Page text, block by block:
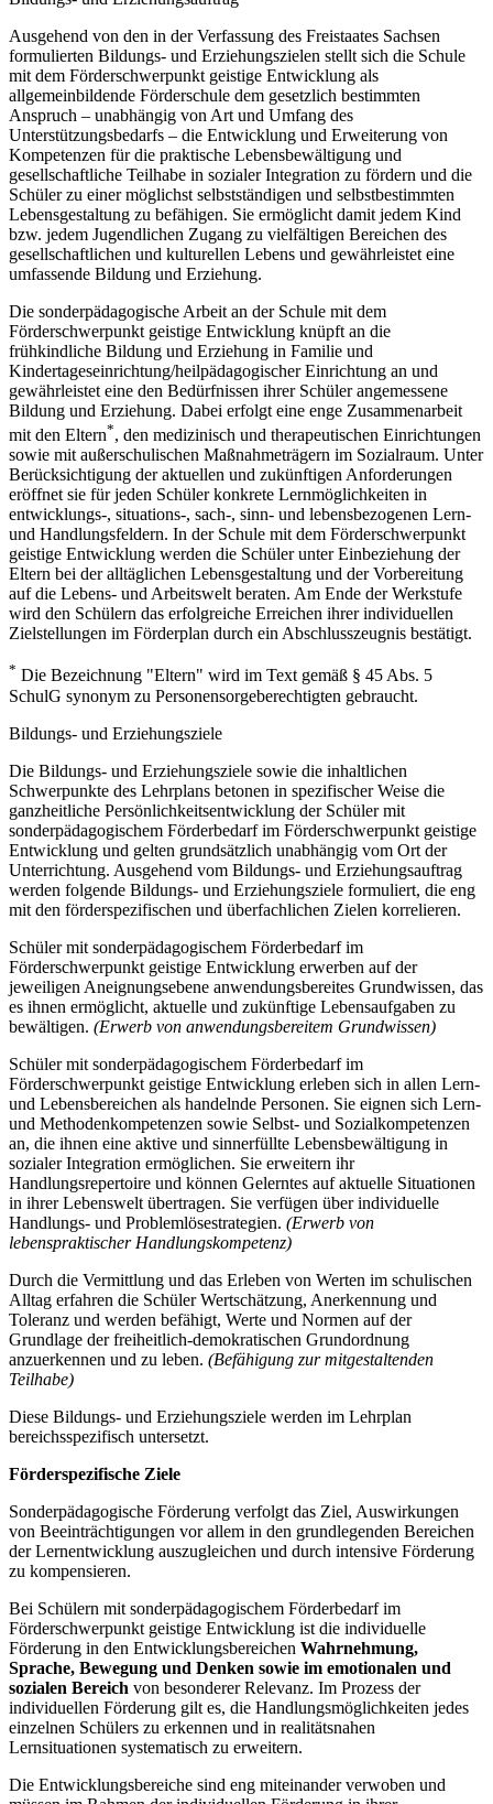
Ausgehend von den in der Verfassung des Freistaates Sachsen
formulierten Bildungs- und Erziehungszielen stellt sich die Schule
mit dem Förderschwerpunkt geistige Entwicklung als
allgemeinbildende Förderschule dem gesetzlich bestimmten
Anspruch – unabhängig von Art und Umfang des
Unterstützungsbedarfs – die Entwicklung und Erweiterung von
Kompetenzen für die praktische Lebensbewältigung und
gesellschaftliche Teilhabe in sozialer Integration zu fördern und die
Schüler zu einer möglichst selbstständigen und selbstbestimmten
Lebensgestaltung zu befähigen. Sie ermöglicht damit jedem Kind
bzw. jedem Jugendlichen Zugang zu vielfältigen Bereichen des
gesellschaftlichen und kulturellen Lebens und gewährleistet eine
umfassende Bildung und Erziehung.
Die sonderpädagogische Arbeit an der Schule mit dem
Förderschwerpunkt geistige Entwicklung knüpft an die
frühkindliche Bildung und Erziehung in Familie und
Kindertageseinrichtung/heilpädagogischer Einrichtung an und
gewährleistet eine den Bedürfnissen ihrer Schüler angemessene
Bildung und Erziehung. Dabei erfolgt eine enge Zusammenarbeit
mit den Eltern*, den medizinisch und therapeutischen Einrichtungen
sowie mit außerschulischen Maßnahmeträgern im Sozialraum. Unter
Berücksichtigung der aktuellen und zukünftigen Anforderungen
eröffnet sie für jeden Schüler konkrete Lernmöglichkeiten in
entwicklungs-, situations-, sach-, sinn- und lebensbezogenen Lern-
und Handlungsfeldern. In der Schule mit dem Förderschwerpunkt
geistige Entwicklung werden die Schüler unter Einbeziehung der
Eltern bei der alltäglichen Lebensgestaltung und der Vorbereitung
auf die Lebens- und Arbeitswelt beraten. Am Ende der Werkstufe
wird den Schülern das erfolgreiche Erreichen ihrer individuellen
Zielstellungen im Förderplan durch ein Abschlusszeugnis bestätigt.
* Die Bezeichnung "Eltern" wird im Text gemäß § 45 Abs. 5
SchulG synonym zu Personensorgeberechtigten gebraucht.
Bildungs- und Erziehungsziele
Die Bildungs- und Erziehungsziele sowie die inhaltlichen
Schwerpunkte des Lehrplans betonen in spezifischer Weise die
ganzheitliche Persönlichkeitsentwicklung der Schüler mit
sonderpädagogischem Förderbedarf im Förderschwerpunkt geistige
Entwicklung und gelten grundsätzlich unabhängig vom Ort der
Unterrichtung. Ausgehend vom Bildungs- und Erziehungsauftrag
werden folgende Bildungs- und Erziehungsziele formuliert, die eng
mit den förderspezifischen und überfachlichen Zielen korrelieren.
Schüler mit sonderpädagogischem Förderbedarf im
Förderschwerpunkt geistige Entwicklung erwerben auf der
jeweiligen Aneignungsebene anwendungsbereites Grundwissen, das
es ihnen ermöglicht, aktuelle und zukünftige Lebensaufgaben zu
bewältigen. (Erwerb von anwendungsbereitem Grundwissen)
Schüler mit sonderpädagogischem Förderbedarf im
Förderschwerpunkt geistige Entwicklung erleben sich in allen Lern-
und Lebensbereichen als handelnde Personen. Sie eignen sich Lern-
und Methodenkompetenzen sowie Selbst- und Sozialkompetenzen
an, die ihnen eine aktive und sinnerfüllte Lebensbewältigung in
sozialer Integration ermöglichen. Sie erweitern ihr
Handlungsrepertoire und können Gelerntes auf aktuelle Situationen
in ihrer Lebenswelt übertragen. Sie verfügen über individuelle
Handlungs- und Problemlösestrategien. (Erwerb von
lebenspraktischer Handlungskompetenz)
Durch die Vermittlung und das Erleben von Werten im schulischen
Alltag erfahren die Schüler Wertschätzung, Anerkennung und
Toleranz und werden befähigt, Werte und Normen auf der
Grundlage der freiheitlich-demokratischen Grundordnung
anzuerkennen und zu leben. (Befähigung zur mitgestaltenden
Teilhabe)
Diese Bildungs- und Erziehungsziele werden im Lehrplan
bereichsspezifisch untersetzt.
Förderspezifische Ziele
Sonderpädagogische Förderung verfolgt das Ziel, Auswirkungen
von Beeinträchtigungen vor allem in den grundlegenden Bereichen
der Lernentwicklung auszugleichen und durch intensive Förderung
zu kompensieren.
Bei Schülern mit sonderpädagogischem Förderbedarf im
Förderschwerpunkt geistige Entwicklung ist die individuelle
Förderung in den Entwicklungsbereichen Wahrnehmung,
Sprache, Bewegung und Denken sowie im emotionalen und
sozialen Bereich von besonderer Relevanz. Im Prozess der
individuellen Förderung gilt es, die Handlungsmöglichkeiten jedes
einzelnen Schülers zu erkennen und in realitätsnahen
Lernsituationen systematisch zu erweitern.
Die Entwicklungsbereiche sind eng miteinander verwoben und